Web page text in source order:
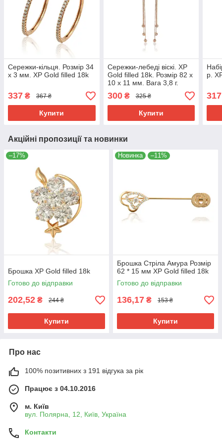
Сережки-кільця. Розмір 34
х 3 мм. ХР Gold filled 18k
337 ₴ 367 ₴
Купити
Сережки-лебеді віскі. ХР
Gold filled 18k. Розмір 82 х
10 х 11 мм. Вага 3,8 г.
Рожеве золото.
300₴ 325 ₴
Купити
р.
Акційні пропозиції та новинки
–17%
Брошка ХР Gold filled 18k
Готово до відправки
202,52 ₴ 244 ₴
Купити
Новинка –11%
Брошка Стріла Амура Розмір
62 * 15 мм ХР Gold filled 18k
Готово до відправки
136,17 ₴ 153 ₴
Купити
Про нас
100% позитивних з 191 відгука за рік
Працює з 04.10.2016
м. Київ
вул. Полярна, 12, Київ, Україна
Контакти